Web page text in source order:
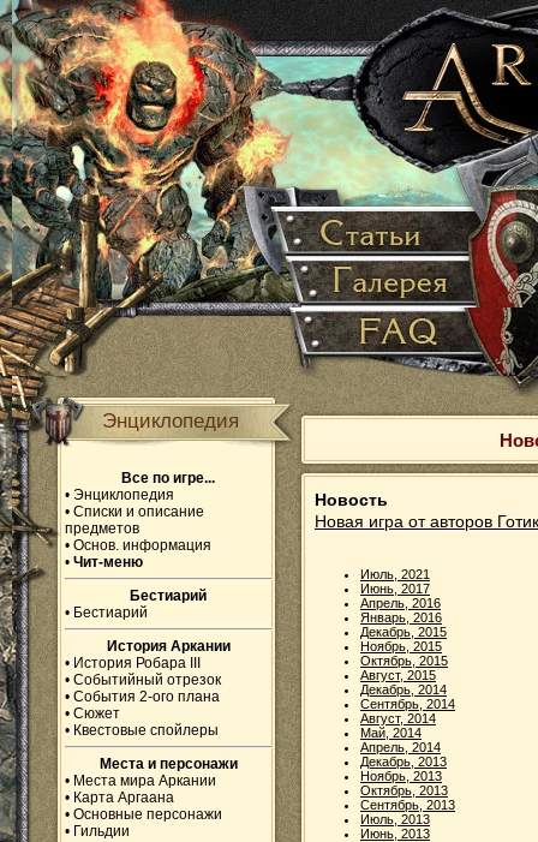
Энциклопедия
Все по игре...
• Энциклопедия
• Списки и описание
предметов
• Основ. информация
• Чит-меню
Бестиарий
• Бестиарий
История Аркании
• История Робара III
• Событийный отрезок
• События 2-ого плана
• Сюжет
• Квестовые спойлеры
Места и персонажи
• Места мира Аркании
• Карта Аргаана
• Основные персонажи
• Гильдии
Новость
Новая игра от авторов
Июль, 2021
Июнь, 2017
Апрель, 2016
Январь, 2016
Декабрь, 2015
Ноябрь, 2015
Октябрь, 2015
Август, 2015
Декабрь, 2014
Сентябрь, 2014
Август, 2014
Май, 2014
Апрель, 2014
Декабрь, 2013
Ноябрь, 2013
Октябрь, 2013
Сентябрь, 2013
Июль, 2013
Июнь, 2013